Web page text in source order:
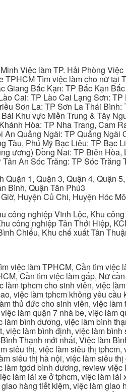
Việc làm TP. Hải Phòng
TPHCM Tìm việc làm cho nữ
Giang Bắc Kạn: TP Bắc Kạn
Cai: TP Lào Cai Lạng Sơn:
Sơn La: TP Sơn La Thái
Khu vực Miền Trung & Tây
Hòa: TP Nha Trang, Cam
An Quảng Ngãi: TP Quảng
Tàu, Phú Mỹ Bạc Liêu: TP Bạc
ương) Đồng Nai: TP Biên
An Sóc Trăng: TP Sóc
Quận 1, Quận 3, Quận 4, Quận
Bình, Quận Tân Phú3
Huyện Củ Chi, Huyện Hóc
công nghiệp Vĩnh Lộc, Khu
công nghiệp Tân Thới Hiệp,
Chiểu, Khu chế xuất Tân
việc làm TPHCM, Cần tìm
Cần tìm việc làm gấp, Nữ
làm tphcm cho sinh viên, việc
việc làm tphcm không yêu
thủ đức cho sinh viên, việc
làm quận 7 nhà be, việc làm
làm bình dương, việc làm bình
việc làm bình định, việc làm
Thạnh mới nhất, Việc làm
siêu thị, việc làm siêu thị
siêu thị hà nội, việc làm siêu
làm tgdd bình dương, review
làm lái xe ở tphcm, việc làm
hàng tiết kiệm, việc làm